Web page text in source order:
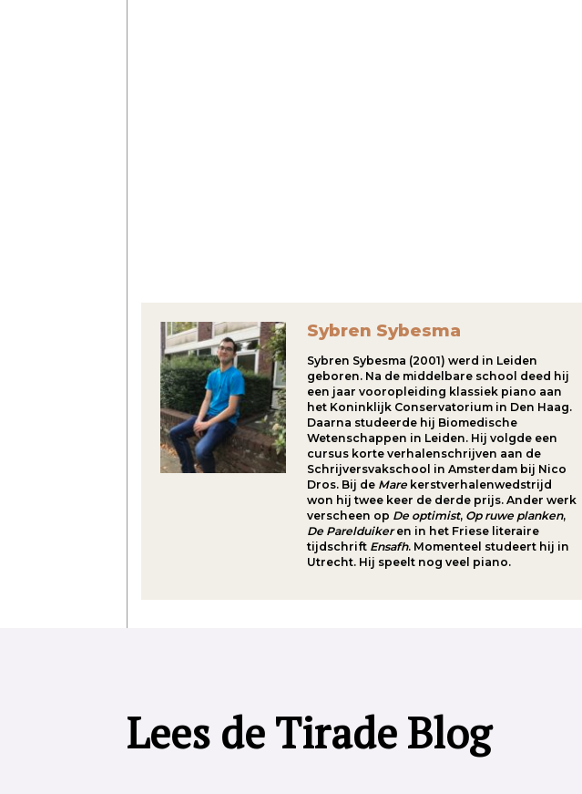
Sybren Sybesma
Sybren Sybesma (2001) werd in Leiden
geboren. Na de middelbare school deed hij
een jaar vooropleiding klassiek piano aan
het Koninklijk Conservatorium in Den Haag.
Daarna studeerde hij Biomedische
Wetenschappen in Leiden. Hij volgde een
cursus korte verhalenschrijven aan de
Schrijversvakschool in Amsterdam bij Nico
Dros. Bij de Marekerstverhalenwedstrijd
won hij twee keer de derde prijs. Ander werk
verscheen op De optimist, Op ruwe planken,
De Parelduikeren in het Friese literaire
tijdschrift Ensafh. Momenteel studeert hij in
Utrecht. Hij speelt nog veel piano.
Lees de Tirade Blog